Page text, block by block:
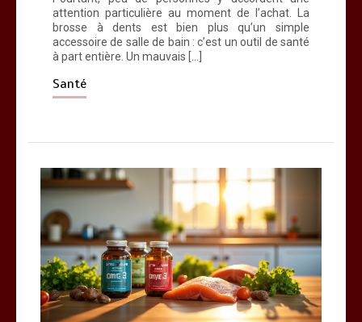
attention particulière au moment de l’achat. La
brosse à dents est bien plus qu’un simple
accessoire de salle de bain : c’est un outil de santé
à part entière. Un mauvais […]
Santé